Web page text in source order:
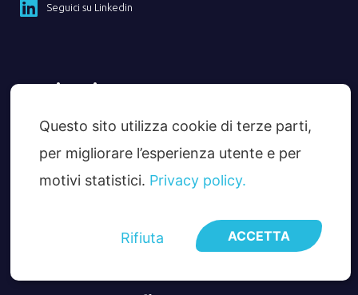
Seguici su Linkedin
Navigazione
Home
Servizi
Guide
Questo sito utilizza cookie di terze parti,
per migliorare l’esperienza utente e per
motivi statistici. Privacy policy.
ACCETTA
Rifiuta